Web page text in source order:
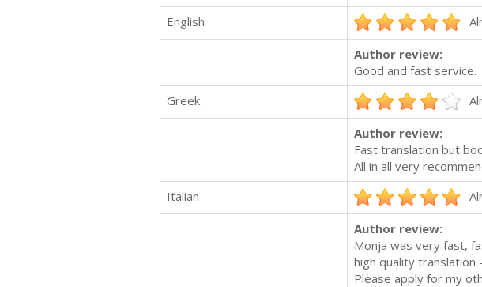
English
Author review:
Good and fast service.
Greek
Author review:
Fast translation but
All in all very
Italian
Author review:
Monja was very fast,
high quality translation
Please apply for my